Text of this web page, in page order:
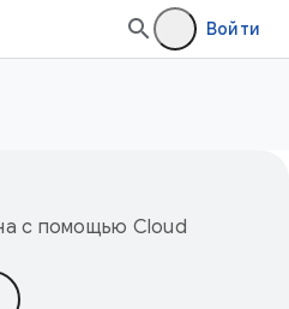
Войти
с помощью Cloud